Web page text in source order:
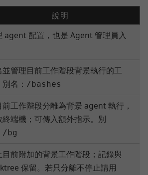
說明
agent 配置，也是 Agent 管理員入
並管理目前工作階段背景執行的工
名： /bashes
前工作階段分離為背景 agent 執行，
終端機；可傳入額外指示。別
/bg
目前附加的背景工作階段；記錄與
保留。若只分離不停止請用